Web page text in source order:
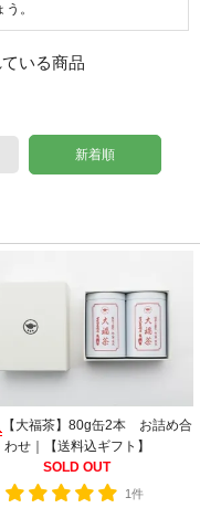
。
いる商品
新着順
【大福茶】80g缶2本 お詰め合
わせ｜【送料込ギフト】
SOLD OUT
1件